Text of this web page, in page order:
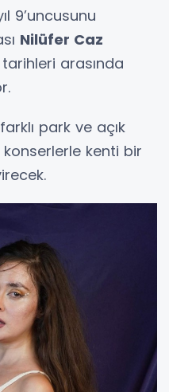
9’uncusunu
Nilüfer Caz
arasında
park ve açık
kenti bir